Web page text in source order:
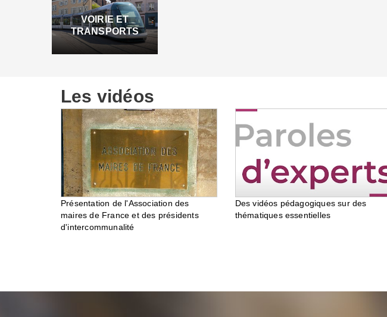
VOIRIE ET
TRANSPORTS
Les vidéos
Présentation de l'Association des
maires de France et des présidents
d'intercommunalité
Des vidéos pédagogiques sur des
thématiques essentielles